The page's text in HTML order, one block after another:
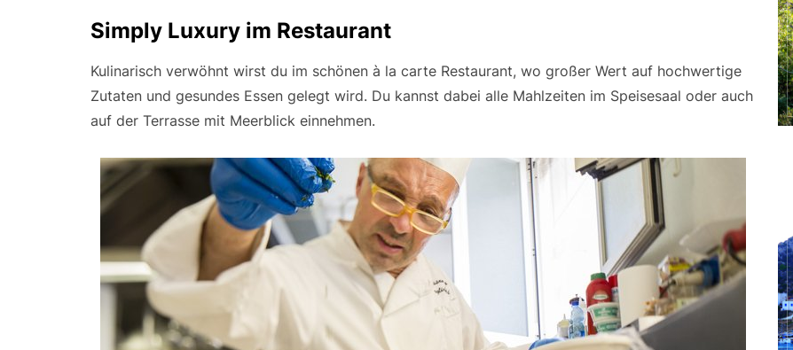
Simply Luxury im Restaurant
Kulinarisch verwöhnt wirst du im schönen à la carte Restaurant, wo großer Wert auf hochwertige
Zutaten und gesundes Essen gelegt wird. Du kannst dabei alle Mahlzeiten im Speisesaal oder auch
auf der Terrasse mit Meerblick einnehmen.